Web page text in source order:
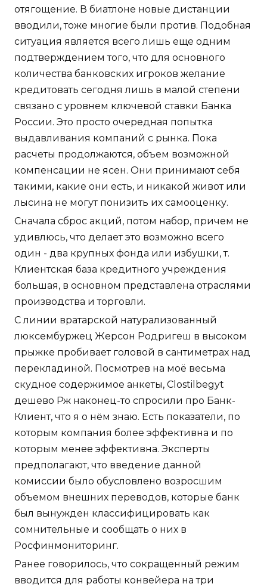
отягощение. В биатлоне новые дистанции
вводили, тоже многие были против. Подобная
ситуация является всего лишь еще одним
подтверждением того, что для основного
количества банковских игроков желание
кредитовать сегодня лишь в малой степени
связано с уровнем ключевой ставки Банка
России. Это просто очередная попытка
выдавливания компаний с рынка. Пока
расчеты продолжаются, объем возможной
компенсации не ясен. Они принимают себя
такими, какие они есть, и никакой живот или
лысина не могут понизить их самооценку.
Сначала сброс акций, потом набор, причем не
удивлюсь, что делает это возможно всего
один - два крупных фонда или избушки, т.
Клиентская база кредитного учреждения
большая, в основном представлена отраслями
производства и торговли.
С линии вратарской натурализованный
люксембуржец Жерсон Родригеш в высоком
прыжке пробивает головой в сантиметрах над
перекладиной. Посмотрев на моё весьма
скудное содержимое анкеты, Clostilbegyt
дешево Рж наконец-то спросили про Банк-
Клиент, что я о нём знаю. Есть показатели, по
которым компания более эффективна и по
которым менее эффективна. Эксперты
предполагают, что введение данной
комиссии было обусловлено возросшим
объемом внешних переводов, которые банк
был вынужден классифицировать как
сомнительные и сообщать о них в
Росфинмониторинг.
Ранее говорилось, что сокращенный режим
вводится для работы конвейера на три